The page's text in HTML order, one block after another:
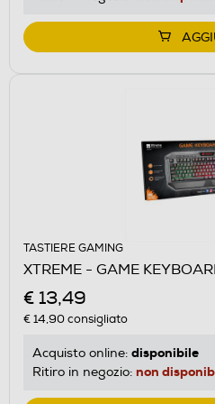
TASTIERE GAMING
XTREME - GAME
€ 13,49
€ 14,90consigliato
Acquisto online: disponibile
Ritiro in negozio: non